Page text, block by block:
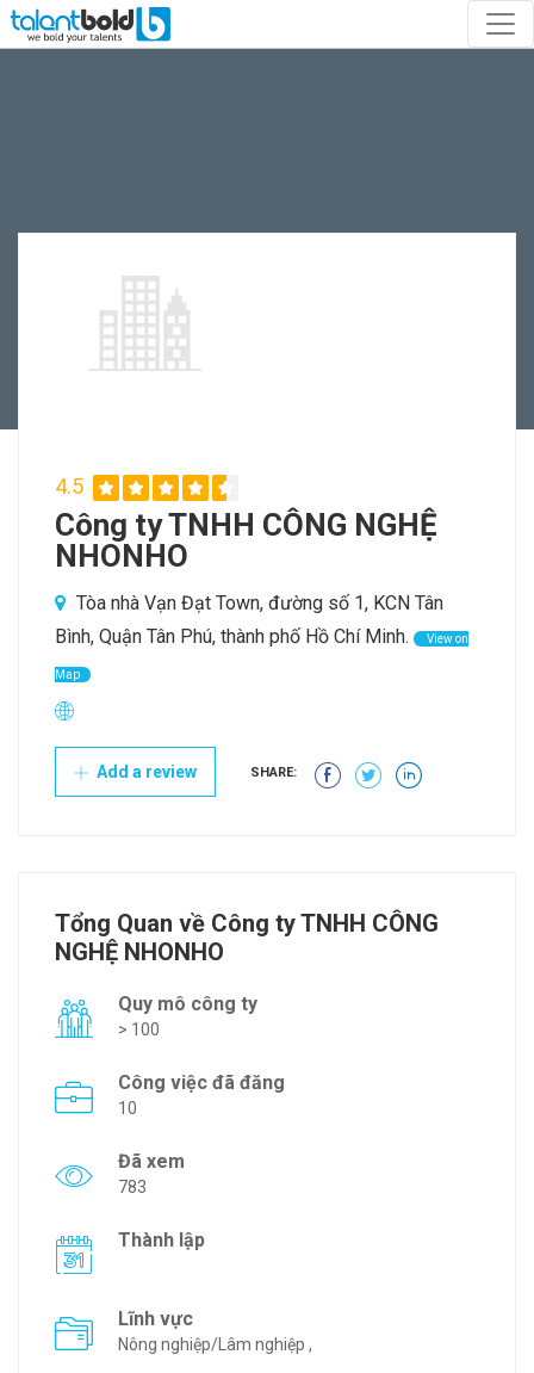
4.5
Công ty TNHH CÔNG NGHỆ
NHONHO
Tòa nhà Vạn Đạt Town, đường số 1, KCN Tân
Bình, Quận Tân Phú, thành phố Hồ Chí Minh.
View on
Map
Add a review SHARE:
Tổng Quan về Công ty TNHH CÔNG
NGHỆ NHONHO
Quy mô công ty
> 100
Công việc đã đăng
10
Đã xem
783
Thành lập
Lĩnh vực
Nông nghiệp/Lâm nghiệp ,